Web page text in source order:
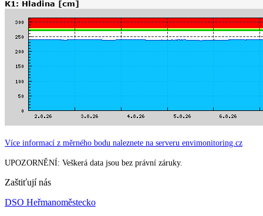
Více informací z měrného bodu naleznete na serveru envimonitoring.cz
UPOZORNĚNÍ: Veškerá data jsou bez právní záruky.
Zaštiťují nás
DSO Heřmanoměstecko